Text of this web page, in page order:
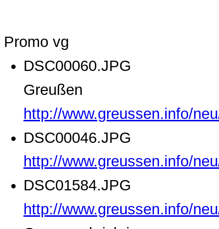
Promo vg
DSC00060.JPG
Greußen
http://www.greussen.info/
DSC00046.JPG
http://www.greussen.info/
DSC01584.JPG
http://www.greussen.info/